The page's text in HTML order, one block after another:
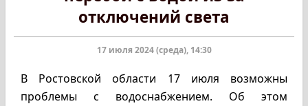
отключений света
17 июля 2024 (среда), 14:30
В Ростовской области 17 июля возможны
проблемы с водоснабжением. Об этом